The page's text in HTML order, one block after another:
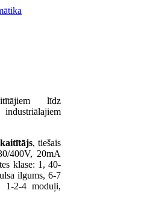
līdz
, tiešais
400V, 20mA
klase: 1, 40-
ilgums, 6-7
2-4 moduļi,